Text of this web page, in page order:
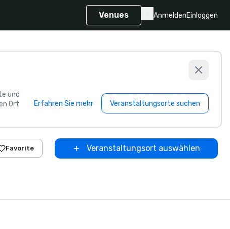
Venues AnmeldenEinloggen
und
Ort
Erfahren Sie mehr Veranstaltungsorte suchen
Favorite Veranstaltungsort auswählen